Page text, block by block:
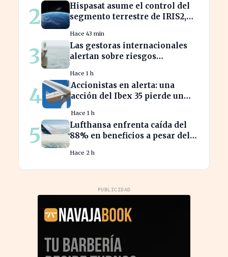
2
Hispasat asume el control del
segmento terrestre de IRIS2,
europea
Hace 43 min
3
Las gestoras internacionales
alertan sobre riesgos
inversores.
Hace 1 h
4
Accionistas en alerta: una
acción del Ibex 35 pierde un
Hace 1 h
5
Lufthansa enfrenta caída del
88% en beneficios a pesar del
Hace 2 h
PUBLICIDAD